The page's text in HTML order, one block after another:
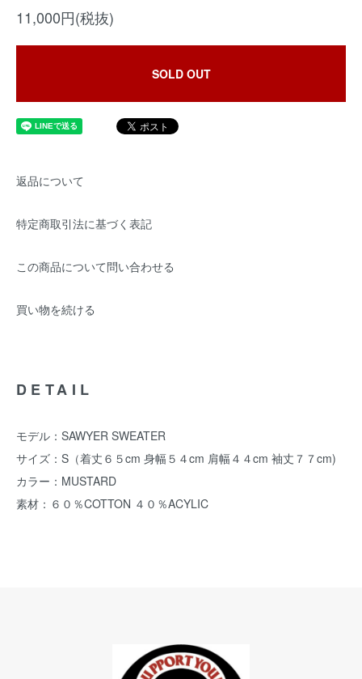
11,000円(税抜)
SOLD OUT
返品について
特定商取引法に基づく表記
この商品について問い合わせる
買い物を続ける
DETAIL
モデル：SAWYER SWEATER
サイズ：S（着丈６５cm 身幅５４cm 肩幅４４cm 袖丈７７cm)
カラー：MUSTARD
素材：６０％COTTON ４０％ACYLIC